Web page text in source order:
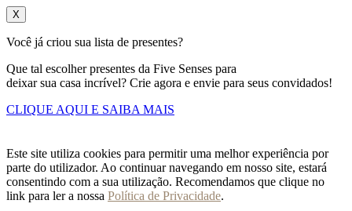
X
Você já criou sua lista de presentes?
Que tal escolher presentes da Five Senses para
deixar sua casa incrível? Crie agora e envie para seus convidados!
CLIQUE AQUI E SAIBA MAIS
Este site utiliza cookies para permitir uma melhor experiência por
parte do utilizador. Ao continuar navegando em nosso site, estará
consentindo com a sua utilização. Recomendamos que clique no
link para ler a nossa Política de Privacidade.